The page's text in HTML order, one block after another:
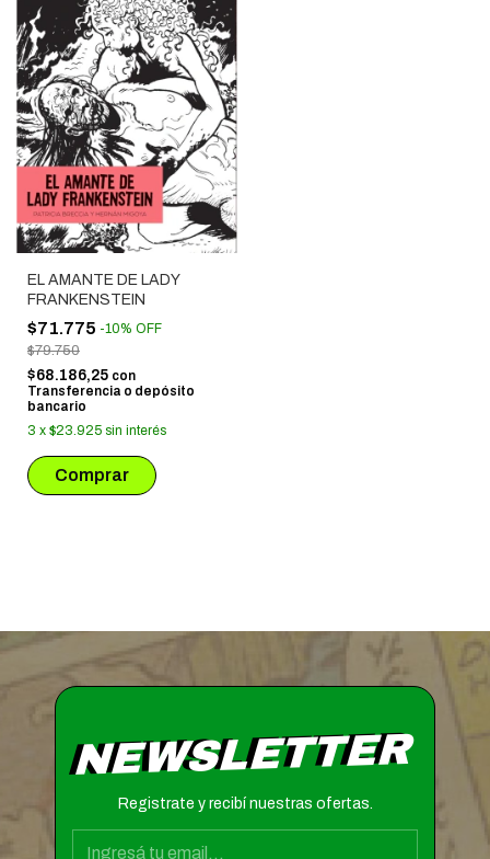
EL AMANTE DE LADY
FRANKENSTEIN
$71.775 -10% OFF
$79.750
$68.186,25 con
Transferencia o depósito
bancario
3 x $23.925 sin interés
NEWSLETTER
Registrate y recibí nuestras ofertas.